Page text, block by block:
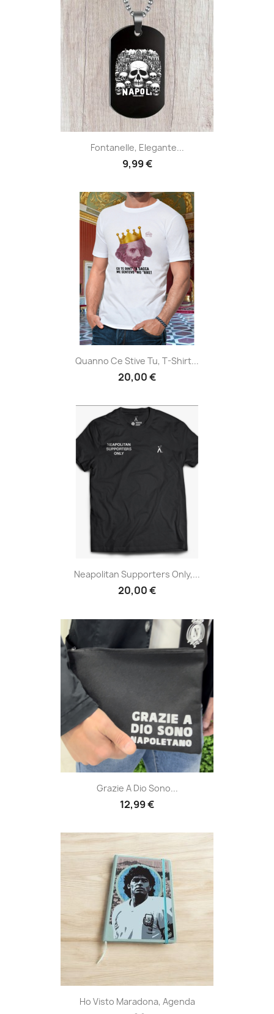
Fontanelle, Elegante...
9,99 €
Quanno Ce Stive Tu, T-Shirt...
20,00 €
Neapolitan Supporters Only,...
20,00 €
Grazie A Dio Sono...
12,99 €
Ho Visto Maradona, Agenda